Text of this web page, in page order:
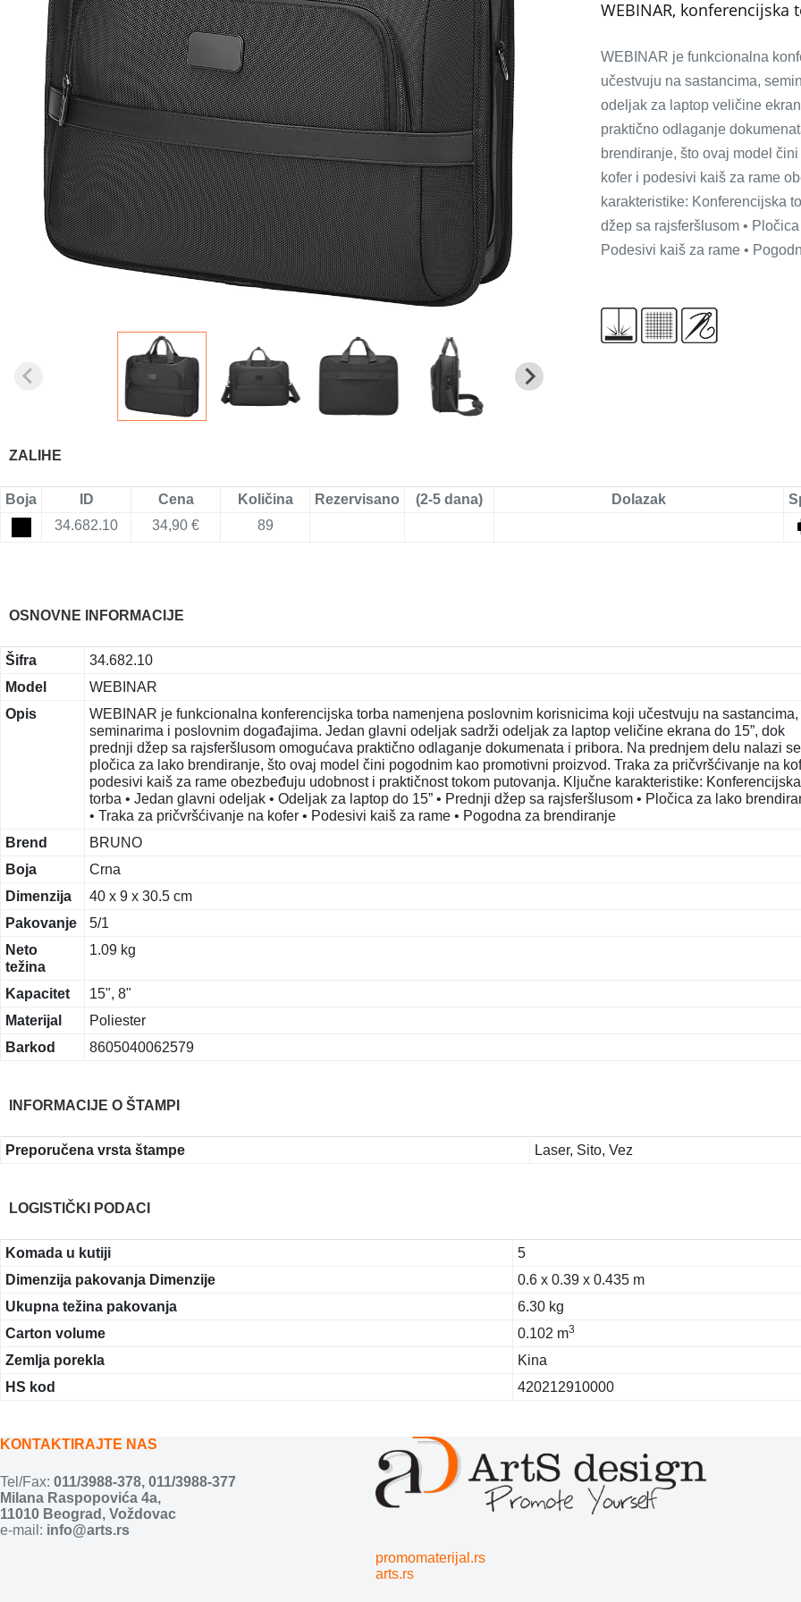
WEBINAR, konferencijska
WEBINAR je funkcionalna
učestvuju na sastancima,
odeljak za laptop veličine
praktično odlaganje
brendiranje, što ovaj model
kofer i podesivi kaiš za rame
karakteristike: Konferencijska
džep sa rajsferšlusom •
Podesivi kaiš za rame •
ZALIHE
Boja ID Cena Količina Rezervisano (2-5 dana) Dolazak
34.682.10
34,90 € 89
OSNOVNE INFORMACIJE
Šifra
34.682.10
Model
WEBINAR
Opis
WEBINAR je funkcionalna konferencijska torba namenjena poslovnim korisnicima koji učestvuju na sastancima,
seminarima i poslovnim događajima. Jedan glavni odeljak sadrži odeljak za laptop veličine ekrana do 15”, dok
prednji džep sa rajsferšlusom omogućava praktično odlaganje dokumenata i pribora. Na prednjem delu nalazi se
pločica za lako brendiranje, što ovaj model čini pogodnim kao promotivni proizvod. Traka za pričvršćivanje na
podesivi kaiš za rame obezbeđuju udobnost i praktičnost tokom putovanja. Ključne karakteristike: Konferencijska
torba • Jedan glavni odeljak • Odeljak za laptop do 15” • Prednji džep sa rajsferšlusom • Pločica za lako
• Traka za pričvršćivanje na kofer • Podesivi kaiš za rame • Pogodna za brendiranje
Brend
BRUNO
Boja
Crna
Dimenzija
40 x 9 x 30.5 cm
Pakovanje
5/1
Neto
težina
1.09 kg
Kapacitet
15", 8"
Materijal
Poliester
Barkod
8605040062579
INFORMACIJE O ŠTAMPI
Preporučena vrsta štampe Laser, Sito, Vez
LOGISTIČKI PODACI
Komada u kutiji
5
Dimenzija pakovanja Dimenzije
0.6 x 0.39 x 0.435 m
Ukupna težina pakovanja
6.30 kg
Carton volume
0.102 m3
Zemlja porekla
Kina
HS kod
420212910000
KONTAKTIRAJTE NAS
Tel/Fax: 011/3988-378, 011/3988-377
Milana Raspopovića 4a,
11010 Beograd, Voždovac
e-mail: info@arts.rs
promomaterijal.rs
arts.rs